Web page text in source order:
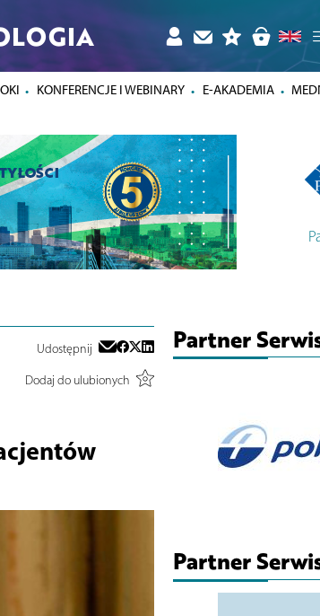
KONFERENCJE I WEBINARY E-AKADEMIA
Udostępnij
Dodaj do ulubionych
Partner
Partner